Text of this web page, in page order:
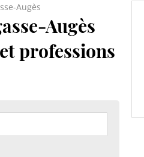
Augès
Augès
professions